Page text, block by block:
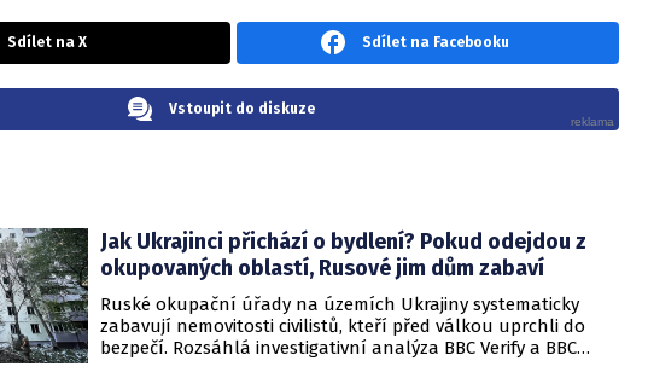
Sdílet na X Sdílet na Facebooku
Vstoupit do diskuze
Jak Ukrajinci přichází o bydlení? Pokud odejdou z
okupovaných oblastí, Rusové jim dům zabaví
Ruské okupační úřady na územích Ukrajiny systematicky
zabavují nemovitosti civilistů, kteří před válkou uprchli do
bezpečí. Rozsáhlá investigativní analýza BBC Verify a BBC